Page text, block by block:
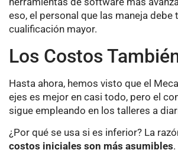
eso, el personal que las maneja debe
cualificación mayor.
Los Costos
Hasta ahora, hemos visto que el
ejes es mejor en casi todo, pero el
sigue empleando en los talleres a
¿Por qué se usa si es inferior? La
costos iniciales son más asumibles